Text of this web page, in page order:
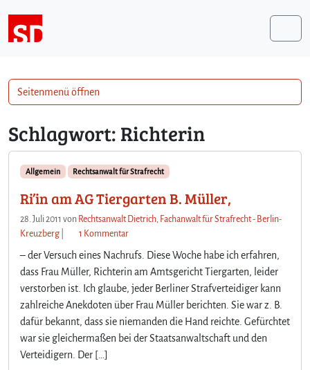
Schlagwort: Richterin
Allgemein Rechtsanwalt für Strafrecht
Ri’in am AG Tiergarten B. Müller,
28. Juli 2011 von Rechtsanwalt Dietrich, Fachanwalt für Strafrecht - Berlin-
Kreuzberg
1 Kommentarz
i
’
i
n
a
– der Versuch eines Nachrufs. Diese Woche habe ich erfahren,
dass Frau Müller, Richterin am Amtsgericht Tiergarten, leider
verstorben ist. Ich glaube, jeder Berliner Strafverteidiger kann
zahlreiche Anekdoten über Frau Müller berichten. Sie war z. B.
dafür bekannt, dass sie niemanden die Hand reichte. Gefürchtet
war sie gleichermaßen bei der Staatsanwaltschaft und den
Verteidigern. Der […]
Seitenmenü öffnen